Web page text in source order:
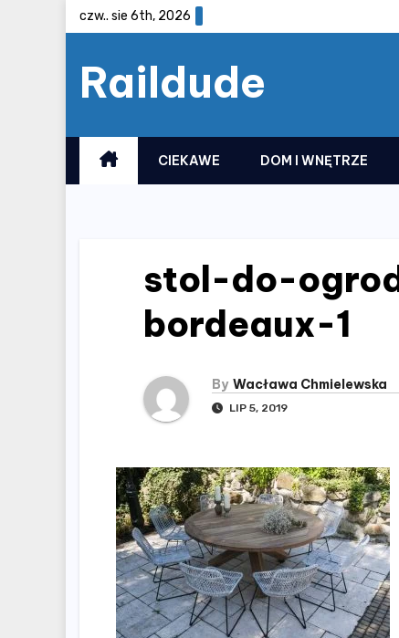
czw.. sie 6th, 2026
Raildude
CIEKAWE DOM I WNĘTRZE
stol-do-
bordeaux-1
By Wacława Chmielewska
LIP 5, 2019